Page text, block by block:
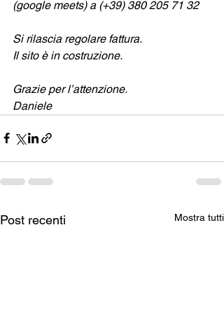
(google meets) a (+39) 380 205 71 32
Si rilascia regolare fattura.
Il sito è in costruzione.
Grazie per l’attenzione.
Daniele
Post recenti Mostra tutti